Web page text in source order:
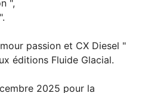
",
passion et CX Diesel "
éditions Fluide Glacial.
2025 pour la